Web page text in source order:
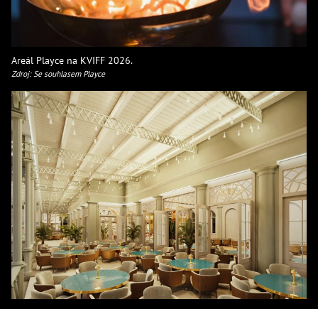
Areál Playce na KVIFF 2026.
Zdroj: Se souhlasem Playce